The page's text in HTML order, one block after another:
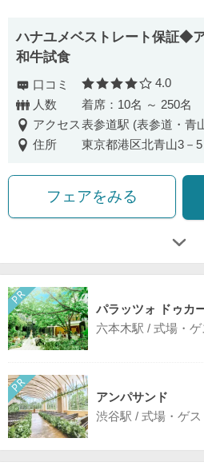
ハナユメベストレート保証◆
和牛試食
口コミ 口コミ評
4.0
人数
着席：10名 ～ 250名
アクセス表参道駅 (表参道・青
住所
東京都港区北青山3－
フェアをみる
パラッツォ ドゥカ
六本木駅 / 式場・
アンパサンド
渋谷駅 / 式場・ゲス